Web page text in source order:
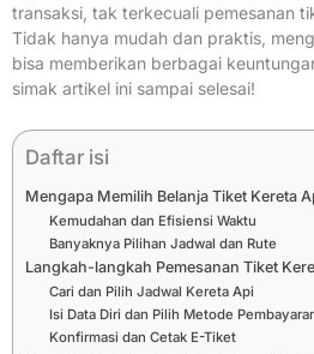
transaksi, tak terkecuali pemesanan
Tidak hanya mudah dan praktis,
bisa memberikan berbagai
simak artikel ini sampai selesai!
Daftar isi
Mengapa Memilih Belanja Tiket Kereta
Kemudahan dan Efisiensi Waktu
Banyaknya Pilihan Jadwal dan Rute
Langkah-langkah Pemesanan Tiket
Cari dan Pilih Jadwal Kereta Api
Isi Data Diri dan Pilih Metode
Konfirmasi dan Cetak E-Tiket